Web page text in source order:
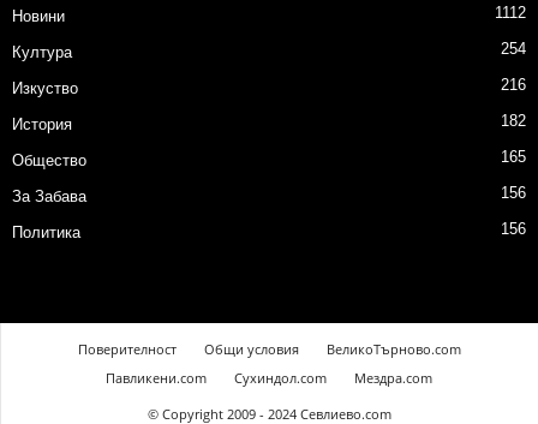
Новини 1112
Култура 254
Изкуство 216
История 182
Общество 165
За Забава 156
Политика 156
Поверителност Общи условия
ВеликоТърново.com
Павликени.com
Сухиндол.com
Мездра.com
© Copyright 2009 - 2024 Севлиево.com